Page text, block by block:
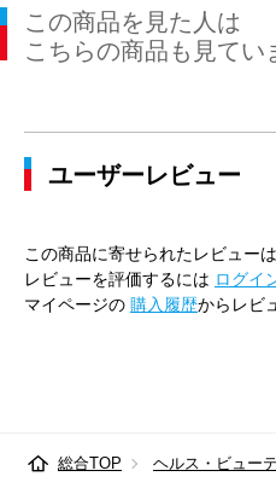
この商品を見た人は
こちらの商品も見てい
ユーザーレビュー
この商品に寄せられたレビュー
レビューを評価するには ログイ
マイページの 購入履歴からレビ
総合TOP ヘルス・ビュー